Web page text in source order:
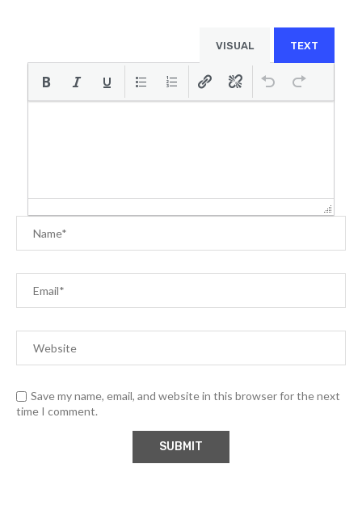
VISUAL TEXT
Save my name, email, and website in this browser for the next
time I comment.